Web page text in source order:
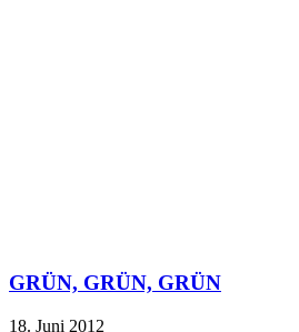
GRÜN, GRÜN, GRÜN
18. Juni 2012